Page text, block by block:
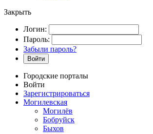
Закрыть
Логин:
Пароль:
Забыли пароль?
Войти
Городские порталы
Войти
Зарегистрироваться
Могилевская
Могилёв
Бобруйск
Быхов